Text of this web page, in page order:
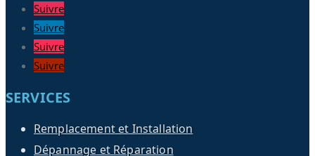
Suivre
Suivre
Suivre
Suivre
SERVICES
Remplacement et Installation
Dépannage et Réparation